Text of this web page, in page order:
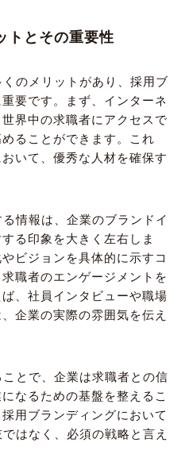
トとその重要性
のメリットがあり、採用ブ
要です。まず、インターネ
界中の求職者にアクセスで
ることができます。これ
いて、優秀な人材を確保す
情報は、企業のブランドイ
る印象を大きく左右しま
ビジョンを具体的に示すコ
職者のエンゲージメントを
、社員インタビューや職場
企業の実際の雰囲気を伝え
とで、企業は求職者との信
なるための基盤を整えるこ
用ブランディングにおいて
はなく、必須の戦略と言え